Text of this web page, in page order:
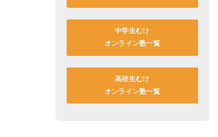
中学生むけ
オンライン塾一覧
高校生むけ
オンライン塾一覧